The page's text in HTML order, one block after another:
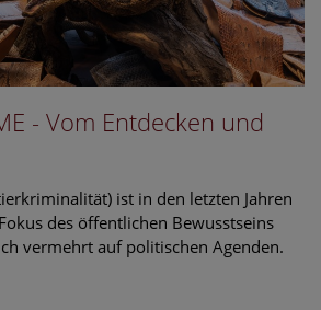
- Vom Entdecken und
ist in den letzten Jahren
des öffentlichen Bewusstseins
vermehrt auf politischen Agenden.